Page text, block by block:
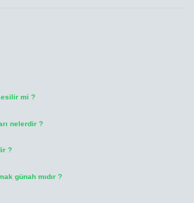
mi ?
nelerdir ?
?
günah mıdır ?